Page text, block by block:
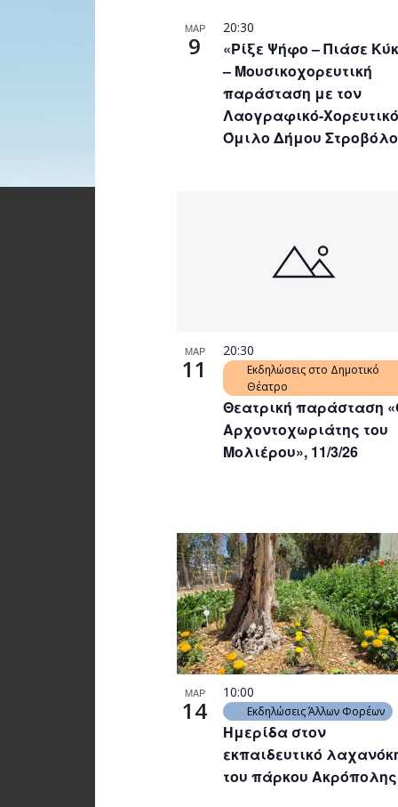
ΜΑΡ
9
«Ρίξε Ψήφο – Πιάσε
– Μουσικοχορευτική
παράσταση με τον
Λαογραφικό-Χορευτικό
Όμιλο Δήμου
20:30
ΜΑΡ
11
Θεατρική παράσταση
Αρχοντοχωριάτης του
Μολιέρου», 11/3/26
20:30
Εκδηλώσεις στο Δημοτικό
Θέατρο
ΜΑΡ
14
Ημερίδα στον
εκπαιδευτικό
του πάρκου Ακρόπολης
10:00
Εκδηλώσεις Άλλων Φορέων